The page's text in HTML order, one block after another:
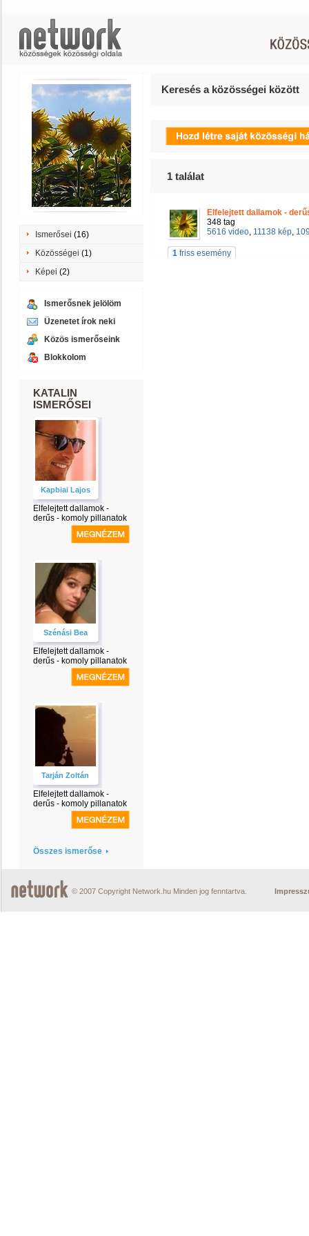
Ismerősei (16)
Közösségei (1)
Képei (2)
Ismerősnek jelölöm
Üzenetet írok neki
Közös ismerőseink
Blokkolom
KATALIN
ISMERŐSEI
Kapbiai Lajos
Elfelejtett dallamok -
derűs - komoly pillanatok
Szénási Bea
Elfelejtett dallamok -
derűs - komoly pillanatok
Tarján Zoltán
Elfelejtett dallamok -
derűs - komoly pillanatok
Összes ismerőse
Keresés a közösségei között
1 találat
Elfelejtett dallamok -
348 tag
5616 video, 11138 kép,
1 friss esemény
© 2007 Copyright Network.hu Minden jog fenntartva.